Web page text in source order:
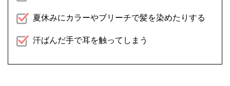
夏休みにカラーやブリーチで髪を染めたりする
汗ばんだ手で耳を触ってしまう